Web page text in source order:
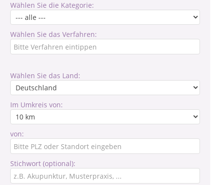
Wählen Sie die Kategorie:
Wählen Sie das Verfahren:
Wählen Sie das Land:
Im Umkreis von:
von:
Stichwort (optional):